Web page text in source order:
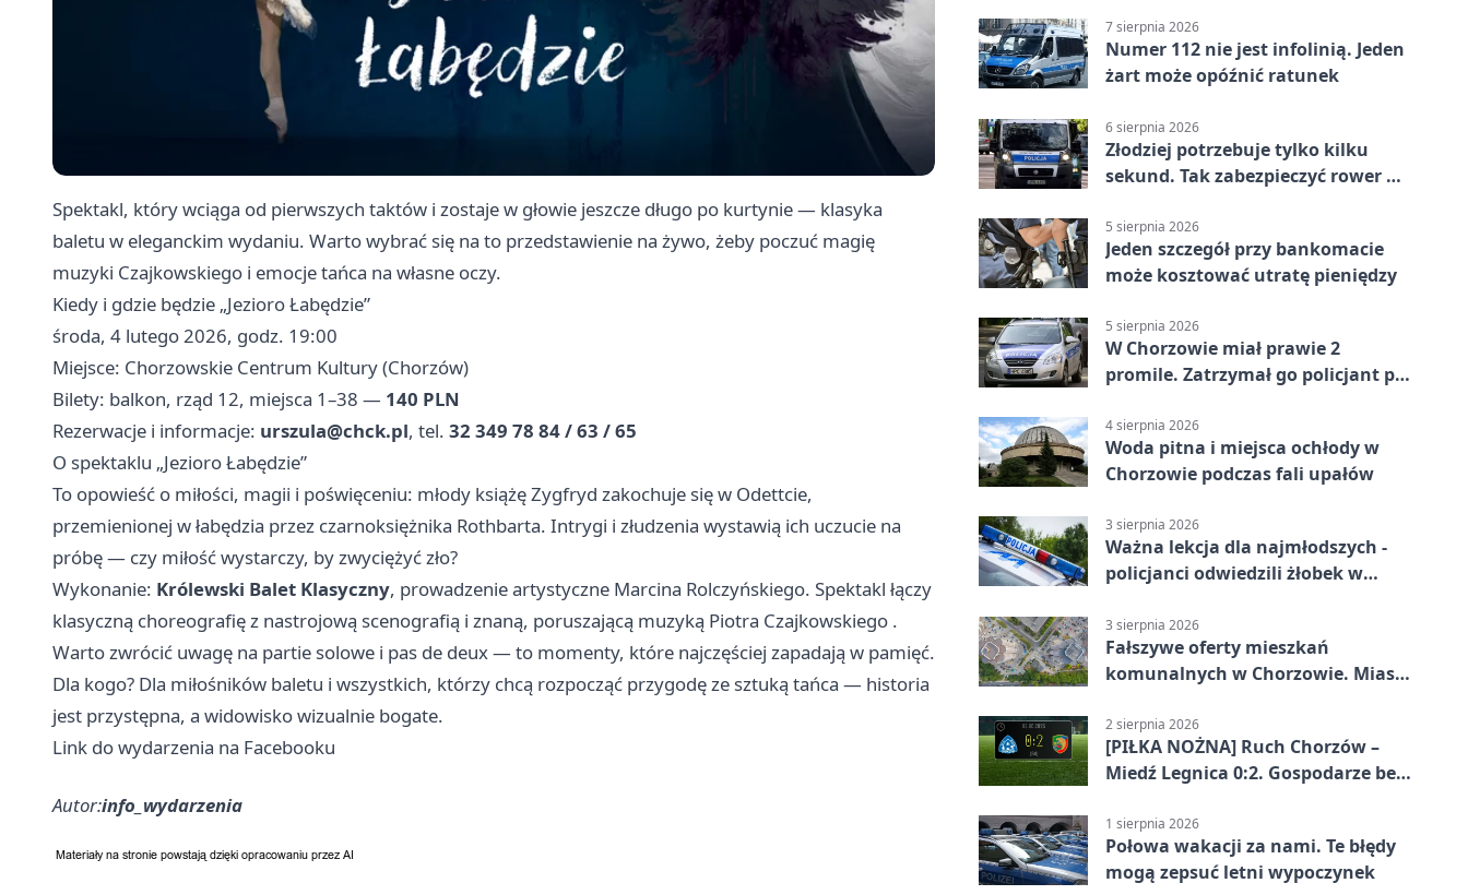
Spektakl, który wciąga od pierwszych taktów i zostaje w głowie jeszcze długo po kurtynie — klasyka
baletu w eleganckim wydaniu. Warto wybrać się na to przedstawienie na żywo, żeby poczuć magię
muzyki Czajkowskiego i emocje tańca na własne oczy.
Kiedy i gdzie będzie „Jezioro Łabędzie”
środa, 4 lutego 2026, godz. 19:00
Miejsce: Chorzowskie Centrum Kultury (Chorzów)
Bilety: balkon, rząd 12, miejsca 1–38 — 140 PLN
Rezerwacje i informacje: urszula@chck.pl, tel. 32 349 78 84 / 63 / 65
O spektaklu „Jezioro Łabędzie”
To opowieść o miłości, magii i poświęceniu: młody książę Zygfryd zakochuje się w Odettcie,
przemienionej w łabędzia przez czarnoksiężnika Rothbarta. Intrygi i złudzenia wystawią ich uczucie na
próbę — czy miłość wystarczy, by zwyciężyć zło?
Wykonanie: Królewski Balet Klasyczny, prowadzenie artystyczne Marcina Rolczyńskiego. Spektakl łączy
klasyczną choreografię z nastrojową scenografią i znaną, poruszającą muzyką Piotra Czajkowskiego .
Warto zwrócić uwagę na partie solowe i pas de deux — to momenty, które najczęściej zapadają w pamięć.
Dla kogo? Dla miłośników baletu i wszystkich, którzy chcą rozpocząć przygodę ze sztuką tańca — historia
jest przystępna, a widowisko wizualnie bogate.
Link do wydarzenia na Facebooku
Autor:info_wydarzenia
7 sierpnia 2026
Numer 112 nie jest infolinią. Jeden
żart może opóźnić ratunek
6 sierpnia 2026
Złodziej potrzebuje tylko kilku
sekund. Tak zabezpieczyć rower w
5 sierpnia 2026
Jeden szczegół przy bankomacie
może kosztować utratę pieniędzy
5 sierpnia 2026
W Chorzowie miał prawie 2
promile. Zatrzymał go policjant po
4 sierpnia 2026
Woda pitna i miejsca ochłody w
Chorzowie podczas fali upałów
3 sierpnia 2026
Ważna lekcja dla najmłodszych -
policjanci odwiedzili żłobek w
3 sierpnia 2026
Fałszywe oferty mieszkań
komunalnych w Chorzowie. Miasto
2 sierpnia 2026
[PIŁKA NOŻNA] Ruch Chorzów –
Miedź Legnica 0:2. Gospodarze bez
1 sierpnia 2026
Połowa wakacji za nami. Te błędy
mogą zepsuć letni wypoczynek